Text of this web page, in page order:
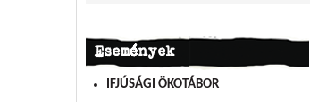
Események
IFJÚSÁGI ÖKOTÁBOR